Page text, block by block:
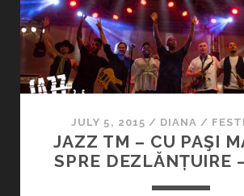
JULY 5, 2015 / DIANA /
JAZZ TM – CU PAŞI
SPRE DEZLĂNȚUIRE